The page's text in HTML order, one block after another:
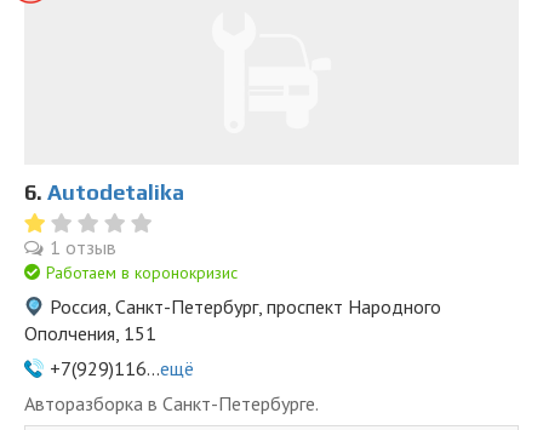
6. Autodetalika
1 отзыв
Работаем в коронокризис
Россия, Санкт-Петербург, проспект Народного
Ополчения, 151
+7(929)116...ещё
Авторазборка в Санкт-Петербурге.